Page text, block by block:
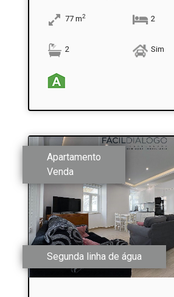
77m2 2
2 Sim
Apartamento
Venda
Segunda linha de água